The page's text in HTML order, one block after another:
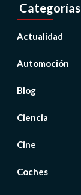
Categorías
Actualidad
Automoción
Blog
Ciencia
Cine
Coches